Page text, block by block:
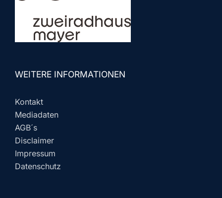
WEITERE INFORMATIONEN
Kontakt
Mediadaten
AGB´s
Disclaimer
Impressum
Datenschutz